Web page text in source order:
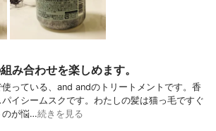
み合わせを楽しめます。
っている、and andのトリートメントです。香
イシームスクです。わたしの髪は猫っ毛ですぐ
のが悩…続きを見る